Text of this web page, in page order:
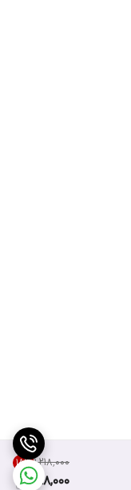
۱٬۲۱۸٬۰۰۰ 18%
998,000